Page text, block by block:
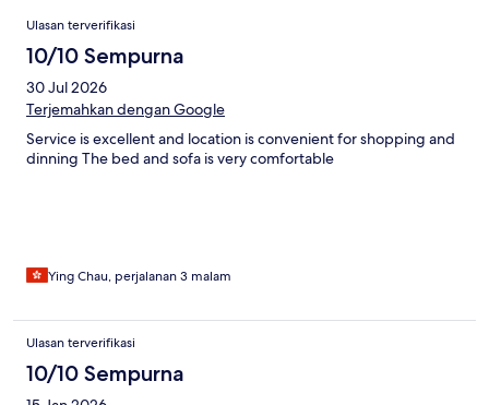
Ulasan
Ulasan terverifikasi
10/10 Sempurna
30 Jul 2026
Terjemahkan dengan Google
Service is excellent and location is convenient for shopping and
dinning The bed and sofa is very comfortable
Ying Chau, perjalanan 3 malam
Ulasan terverifikasi
10/10 Sempurna